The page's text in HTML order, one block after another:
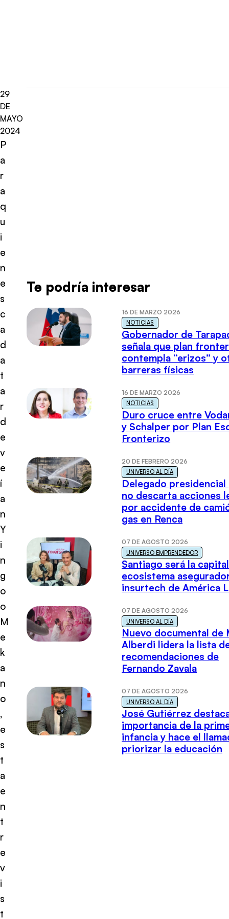
29
DE
MAYO
2024
P
a
r
a
q
u
i
e
n
e
s
c
a
d
a
t
a
r
d
e
v
e
í
a
n
Y
i
n
g
o
o
M
e
k
a
n
o
,
e
s
t
a
e
n
t
r
e
v
i
s
t
Te podría interesar
16 DE MARZO 2026
NOTICIAS
Gobernador de
señala que plan
contempla “erizos” y
barreras físicas
16 DE MARZO 2026
NOTICIAS
Duro cruce entre
y Schalper por Plan
Fronterizo
20 DE FEBRERO 2026
UNIVERSO AL DÍA
Delegado presidencial
no descarta acciones
por accidente de
gas en Renca
07 DE AGOSTO 2026
UNIVERSO EMPRENDEDOR
Santiago será la
ecosistema
insurtech de América
07 DE AGOSTO 2026
UNIVERSO AL DÍA
Nuevo documental de
Alberdi lidera la lista
recomendaciones de
Fernando Zavala
07 DE AGOSTO 2026
UNIVERSO AL DÍA
José Gutiérrez
importancia de la
infancia y hace el
priorizar la educación